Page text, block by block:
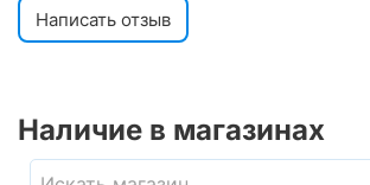
Написать отзыв
Наличие в магазинах